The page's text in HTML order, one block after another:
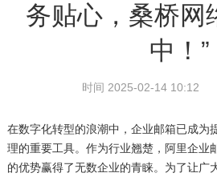
务贴心，桑桥网
中！”
时间 2025-02-14 10:12
在数字化转型的浪潮中，企业邮箱已成为
理的重要工具。作为行业翘楚，阿里企业
的优势赢得了无数企业的青睐。为了让广